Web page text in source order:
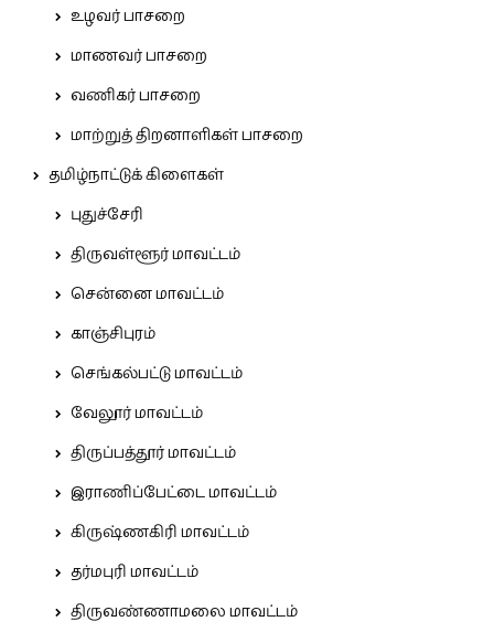
உழவர் பாசறை
மாணவர் பாசறை
வணிகர் பாசறை
மாற்றுத் திறனாளிகள் பாசறை
தமிழ்நாட்டுக் கிளைகள்
புதுச்சேரி
திருவள்ளூர் மாவட்டம்
சென்னை மாவட்டம்
காஞ்சிபுரம்
செங்கல்பட்டு மாவட்டம்
வேலூர் மாவட்டம்
திருப்பத்தூர் மாவட்டம்
இராணிப்பேட்டை மாவட்டம்
கிருஷ்ணகிரி மாவட்டம்
தர்மபுரி மாவட்டம்
திருவண்ணாமலை மாவட்டம்